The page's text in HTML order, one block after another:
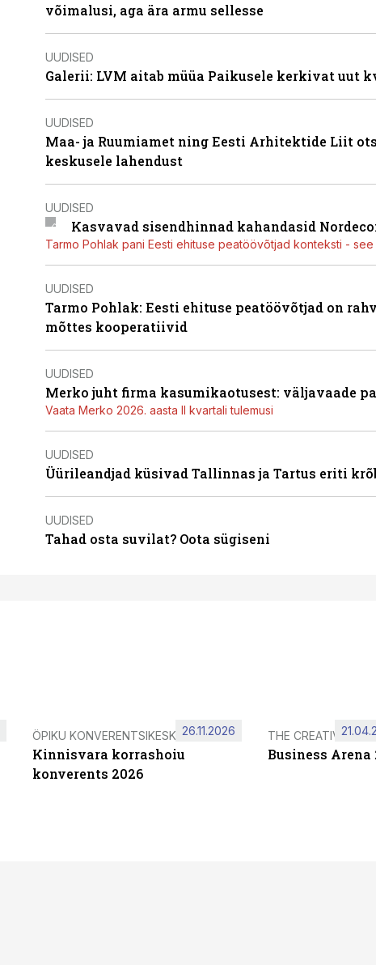
võimalusi, aga ära armu sellesse
UUDISED
Galerii: LVM aitab müüa Paikusele kerkivat uut
UUDISED
Maa- ja Ruumiamet ning Eesti Arhitektide Liit
keskusele lahendust
UUDISED
Kasvavad sisendhinnad kahandasid
Tarmo Pohlak pani Eesti ehituse peatöövõtjad konteksti -
UUDISED
Tarmo Pohlak: Eesti ehituse peatöövõtjad on
mõttes kooperatiivid
UUDISED
Merko juht firma kasumikaotusest: väljavaade
Vaata Merko 2026. aasta II kvartali tulemusi
UUDISED
Üürileandjad küsivad Tallinnas ja Tartus eriti
UUDISED
Tahad osta suvilat? Oota sügiseni
ÖPIKU KONVERENTSIKESKUS
Kinnisvara korrashoiu
konverents 2026
26.11.2026 THE CREATIVE HUB
Business Arena